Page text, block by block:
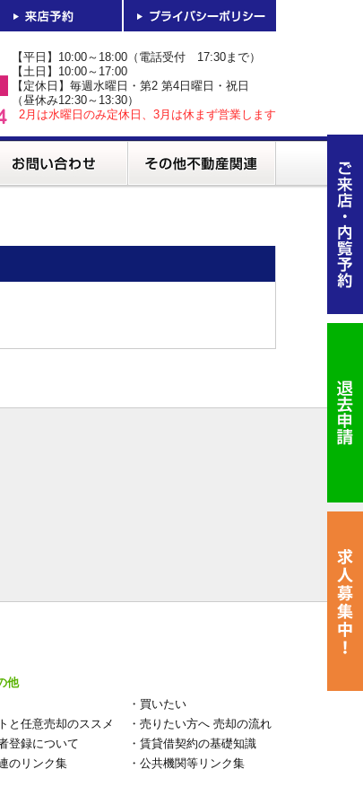
【平日】10:00～18:00（電話受付 17:30まで）
【土日】10:00～17:00
【定休日】毎週水曜日・第2 第4日曜日・祝日
（昼休み12:30～13:30）
2月は水曜日のみ定休日、3月は休まず営業します
他
・ 買いたい
と任意売却のススメ ・ 売りたい方へ 売却の流れ
登録について ・ 賃貸借契約の基礎知識
のリンク集 ・ 公共機関等リンク集